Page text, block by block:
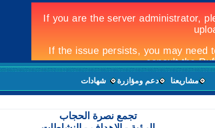
شهادات دعم ومؤازرة مشاريعنا
تجمع نصرة الحجاب